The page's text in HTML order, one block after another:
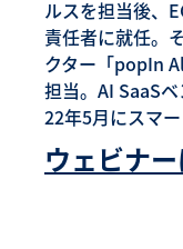
ルスを担当後、
責任者に就任。
クター「popIn
担当。AI SaaS
22年5月にスマ
ウェビナ